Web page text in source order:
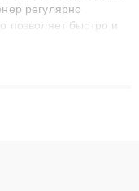
регулярно
позволяет быстро и
решают